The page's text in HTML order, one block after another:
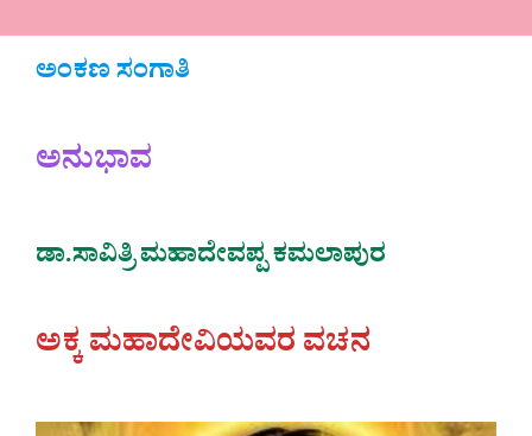
ಅಂಕಣ ಸಂಗಾತಿ
ಅನುಭಾವ
ಡಾ.ಸಾವಿತ್ರಿ ಮಹಾದೇವಪ್ಪ ಕಮಲಾಪುರ
ಅಕ್ಕ ಮಹಾದೇವಿಯವರ ವಚನ